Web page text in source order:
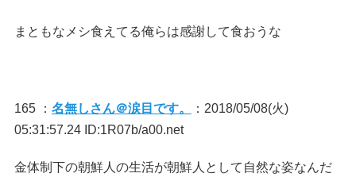
まともなメシ食えてる俺らは感謝して食おうな
165 ： 名無しさん＠涙目です。
：2018/05/08(火)
05:31:57.24 ID:1R07b/a00.net
金体制下の朝鮮人の生活が朝鮮人として自然な姿なんだ